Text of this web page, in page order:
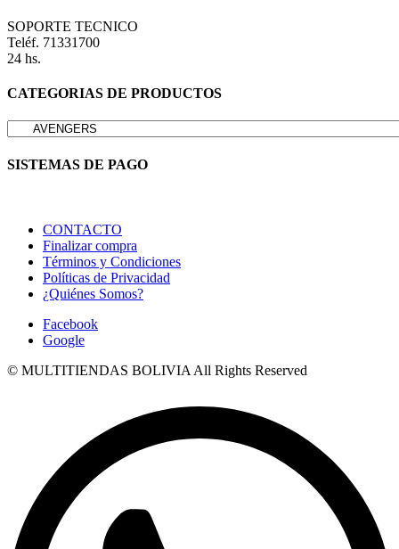
SOPORTE TECNICO
Teléf. 71331700
24 hs.
CATEGORIAS DE PRODUCTOS
SISTEMAS DE PAGO
CONTACTO
Finalizar compra
Términos y Condiciones
Políticas de Privacidad
¿Quiénes Somos?
Facebook
Google
© MULTITIENDAS BOLIVIA All Rights Reserved